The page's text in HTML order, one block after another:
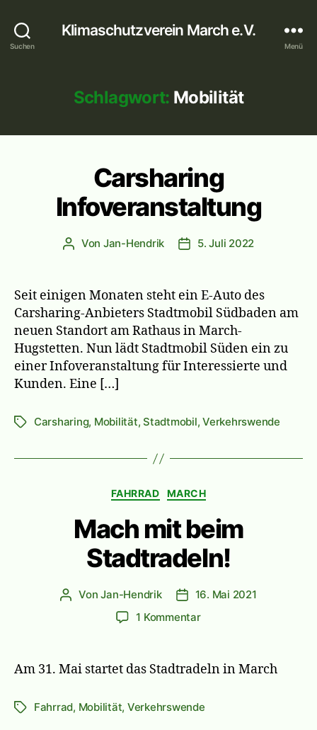
Suchen
Klimaschutzverein March e.V.
Menü
Schlagwort: Mobilität
Carsharing
Infoveranstaltung
Beitragsautor
Von Jan-Hendrik Veröffentlichungsdatum
5. Juli 2022
Seit einigen Monaten steht ein E-Auto des
Carsharing-Anbieters Stadtmobil Südbaden am
neuen Standort am Rathaus in March-
Hugstetten. Nun lädt Stadtmobil Süden ein zu
einer Infoveranstaltung für Interessierte und
Kunden. Eine […]
Schlagwörter
Carsharing, Mobilität,Stadtmobil,Verkehrswende
Kategorien
FAHRRAD MARCH
Mach mit beim
Stadtradeln!
Beitragsautor
VonJan-Hendrik Veröffentlichungsdatum
16. Mai 2021
1 Kommentarzu
beim
Am 31. Mai startet das Stadtradeln in March
Schlagwörter
Fahrrad, Mobilität, Verkehrswende